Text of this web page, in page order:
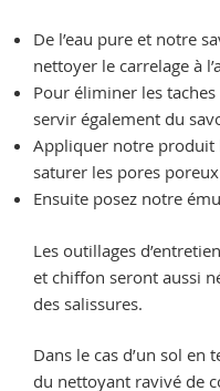
De l’eau pure et notre
nettoyer le carrelage à
Pour éliminer les
servir également du
Appliquer notre produit
saturer les pores poreux
Ensuite posez notre
Les outillages
et chiffon seront aussi
des salissures.
Dans le cas d’un sol en
du nettoyant ravivé de